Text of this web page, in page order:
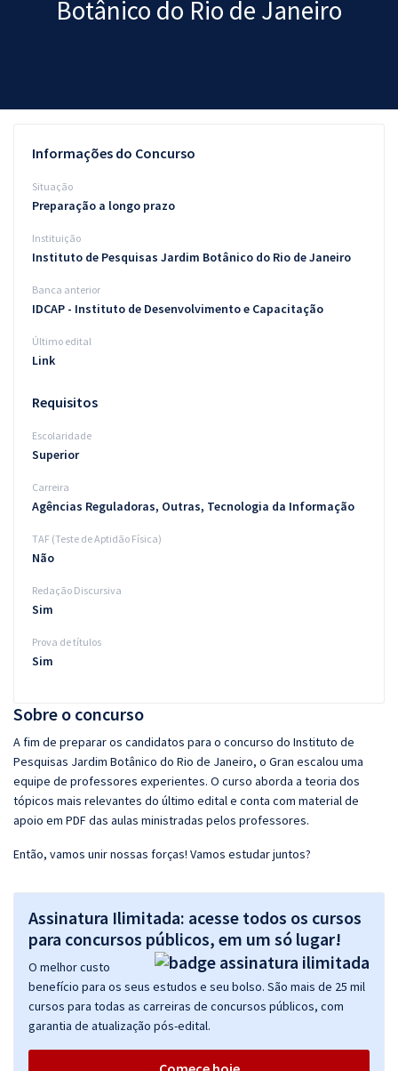
Questões grátis
Blog
Aprovados
Atendimento
Botânico do Rio de Janeiro
Sobre o concurso
A fim de preparar os candidatos para o concurso do Instituto de
Pesquisas Jardim Botânico do Rio de Janeiro, o Gran escalou uma
equipe de professores experientes. O curso aborda a teoria dos
tópicos mais relevantes do último edital e conta com material de
apoio em PDF das aulas ministradas pelos professores.
Então, vamos unir nossas forças! Vamos estudar juntos?
Assinatura Ilimitada: acesse todos os cursos
para concursos públicos, em um só lugar!
O melhor custo
benefício para os seus estudos e seu bolso. São mais de 25 mil
cursos para todas as carreiras de concursos públicos, com
garantia de atualização pós-edital.
Informações do Concurso
Situação
Preparação a longo prazo
Instituição
Instituto de Pesquisas Jardim Botânico do Rio de Janeiro
Banca anterior
IDCAP - Instituto de Desenvolvimento e Capacitação
Último edital
Link
Requisitos
Escolaridade
Superior
Carreira
Agências Reguladoras, Outras, Tecnologia da Informação
TAF (Teste de Aptidão Física)
Não
Redação Discursiva
Sim
Prova de títulos
Sim